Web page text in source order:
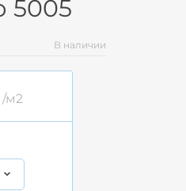
5005
В наличии
/м2